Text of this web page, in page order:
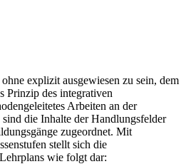
explizit ausgewiesen zu sein, dem
Prinzip des integrativen
Arbeiten an der
die Inhalte der Handlungsfelder
zugeordnet. Mit
stellt sich die
wie folgt dar: